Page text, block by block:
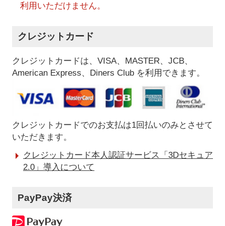
利用いただけません。
クレジットカード
クレジットカードは、VISA、MASTER、JCB、
American Express、Diners Club を利用できます。
クレジットカードでのお支払は1回払いのみとさせて
いただきます。
クレジットカード本人認証サービス「3Dセキュア
2.0」導入について
PayPay決済